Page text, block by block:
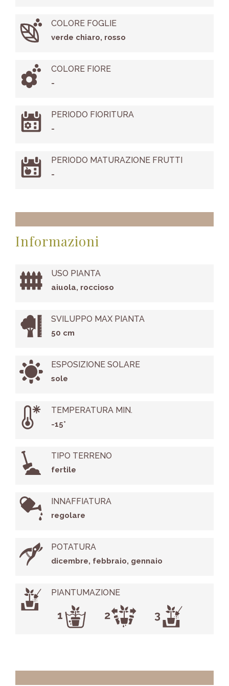
COLORE FOGLIE
verde chiaro, rosso
COLORE FIORE
-
PERIODO FIORITURA
-
PERIODO MATURAZIONE FRUTTI
-
Informazioni
USO PIANTA
aiuola, roccioso
SVILUPPO MAX PIANTA
50 cm
ESPOSIZIONE SOLARE
sole
TEMPERATURA MIN.
-15°
TIPO TERRENO
fertile
INNAFFIATURA
regolare
POTATURA
dicembre, febbraio, gennaio
PIANTUMAZIONE